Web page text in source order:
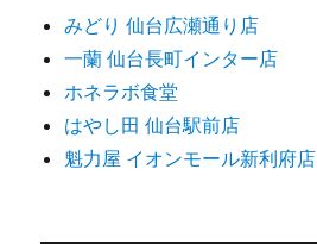
みどり 仙台広瀬通り店
一蘭 仙台長町インター店
ホネラボ食堂
はやし田 仙台駅前店
魁力屋 イオンモール新利府店